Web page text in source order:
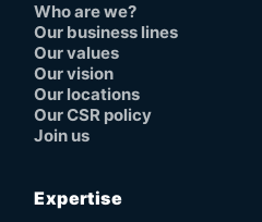
Who are we?
Our business lines
Our values
Our vision
Our locations
Our CSR policy
Join us
Expertise